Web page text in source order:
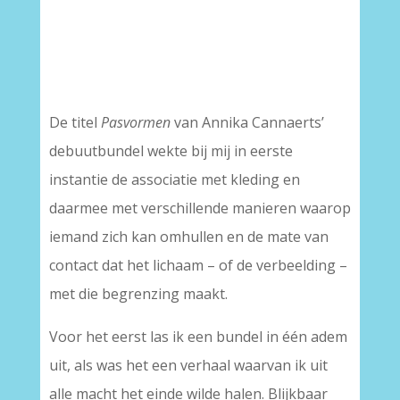
De titel Pasvormenvan Annika Cannaerts’
debuutbundel wekte bij mij in eerste
instantie de associatie met kleding en
daarmee met verschillende manieren waarop
iemand zich kan omhullen en de mate van
contact dat het lichaam – of de verbeelding –
met die begrenzing maakt.
Voor het eerst las ik een bundel in één adem
uit, als was het een verhaal waarvan ik uit
alle macht het einde wilde halen. Blijkbaar